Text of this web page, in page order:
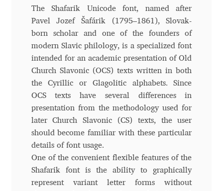
Carrois Type Design
Charles Borges de Oliveira
Charles Casimiro
Charles Gibbons
Chris Simpkins
Christian Schwartz
The Shafarik Unicode font, named after
Pavel Jozef Šafárik (1795–1861), Slovak-
born scholar and one of the founders of
modern Slavic philology, is a specialized font
intended for an academic presentation of Old
Church Slavonic (OCS) texts written in both
the Cyrillic or Glagolitic alphabets. Since
OCS texts have several differences in
presentation from the methodology used for
later Church Slavonic (CS) texts, the user
should become familiar with these particular
details of font usage.
One of the convenient flexible features of the
Shafarik font is the ability to graphically
represent variant letter forms without